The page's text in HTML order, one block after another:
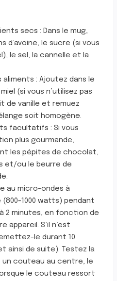
secs : Dans le mug,
d’avoine, le sucre (si vous
le sel, la cannelle et la
aliments : Ajoutez dans le
(si vous n’utilisez pas
de vanille et remuez
soit homogène.
facultatifs : Si vous
plus gourmande,
les pépites de chocolat,
et/ou le beurre de
au micro-ondes à
(800-1000 watts) pendant
2 minutes, en fonction de
appareil. S’il n’est
le durant 10
ainsi de suite). Testez la
un couteau au centre, le
le couteau ressort